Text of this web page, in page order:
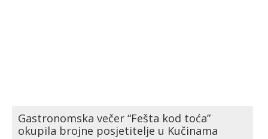
Gastronomska večer “Fešta kod toća”
okupila brojne posjetitelje u Kučinama